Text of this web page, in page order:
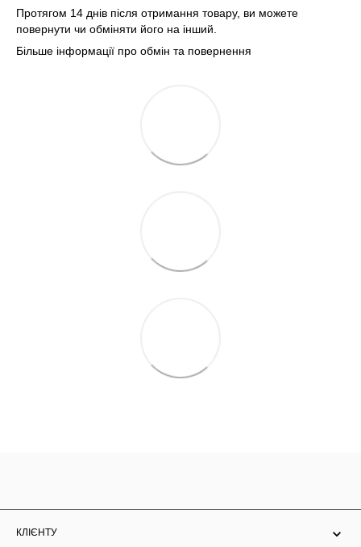
Протягом 14 днів після отримання товару, ви можете
повернути чи обміняти його на інший.
Більше інформації про обмін та повернення
КЛІЄНТУ